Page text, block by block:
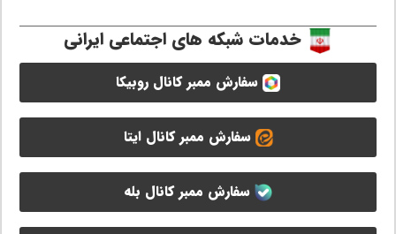
خدمات شبکه های اجتماعی ایرانی
سفارش ممبر کانال روبیکا
سفارش ممبر کانال ایتا
سفارش ممبر کانال بله